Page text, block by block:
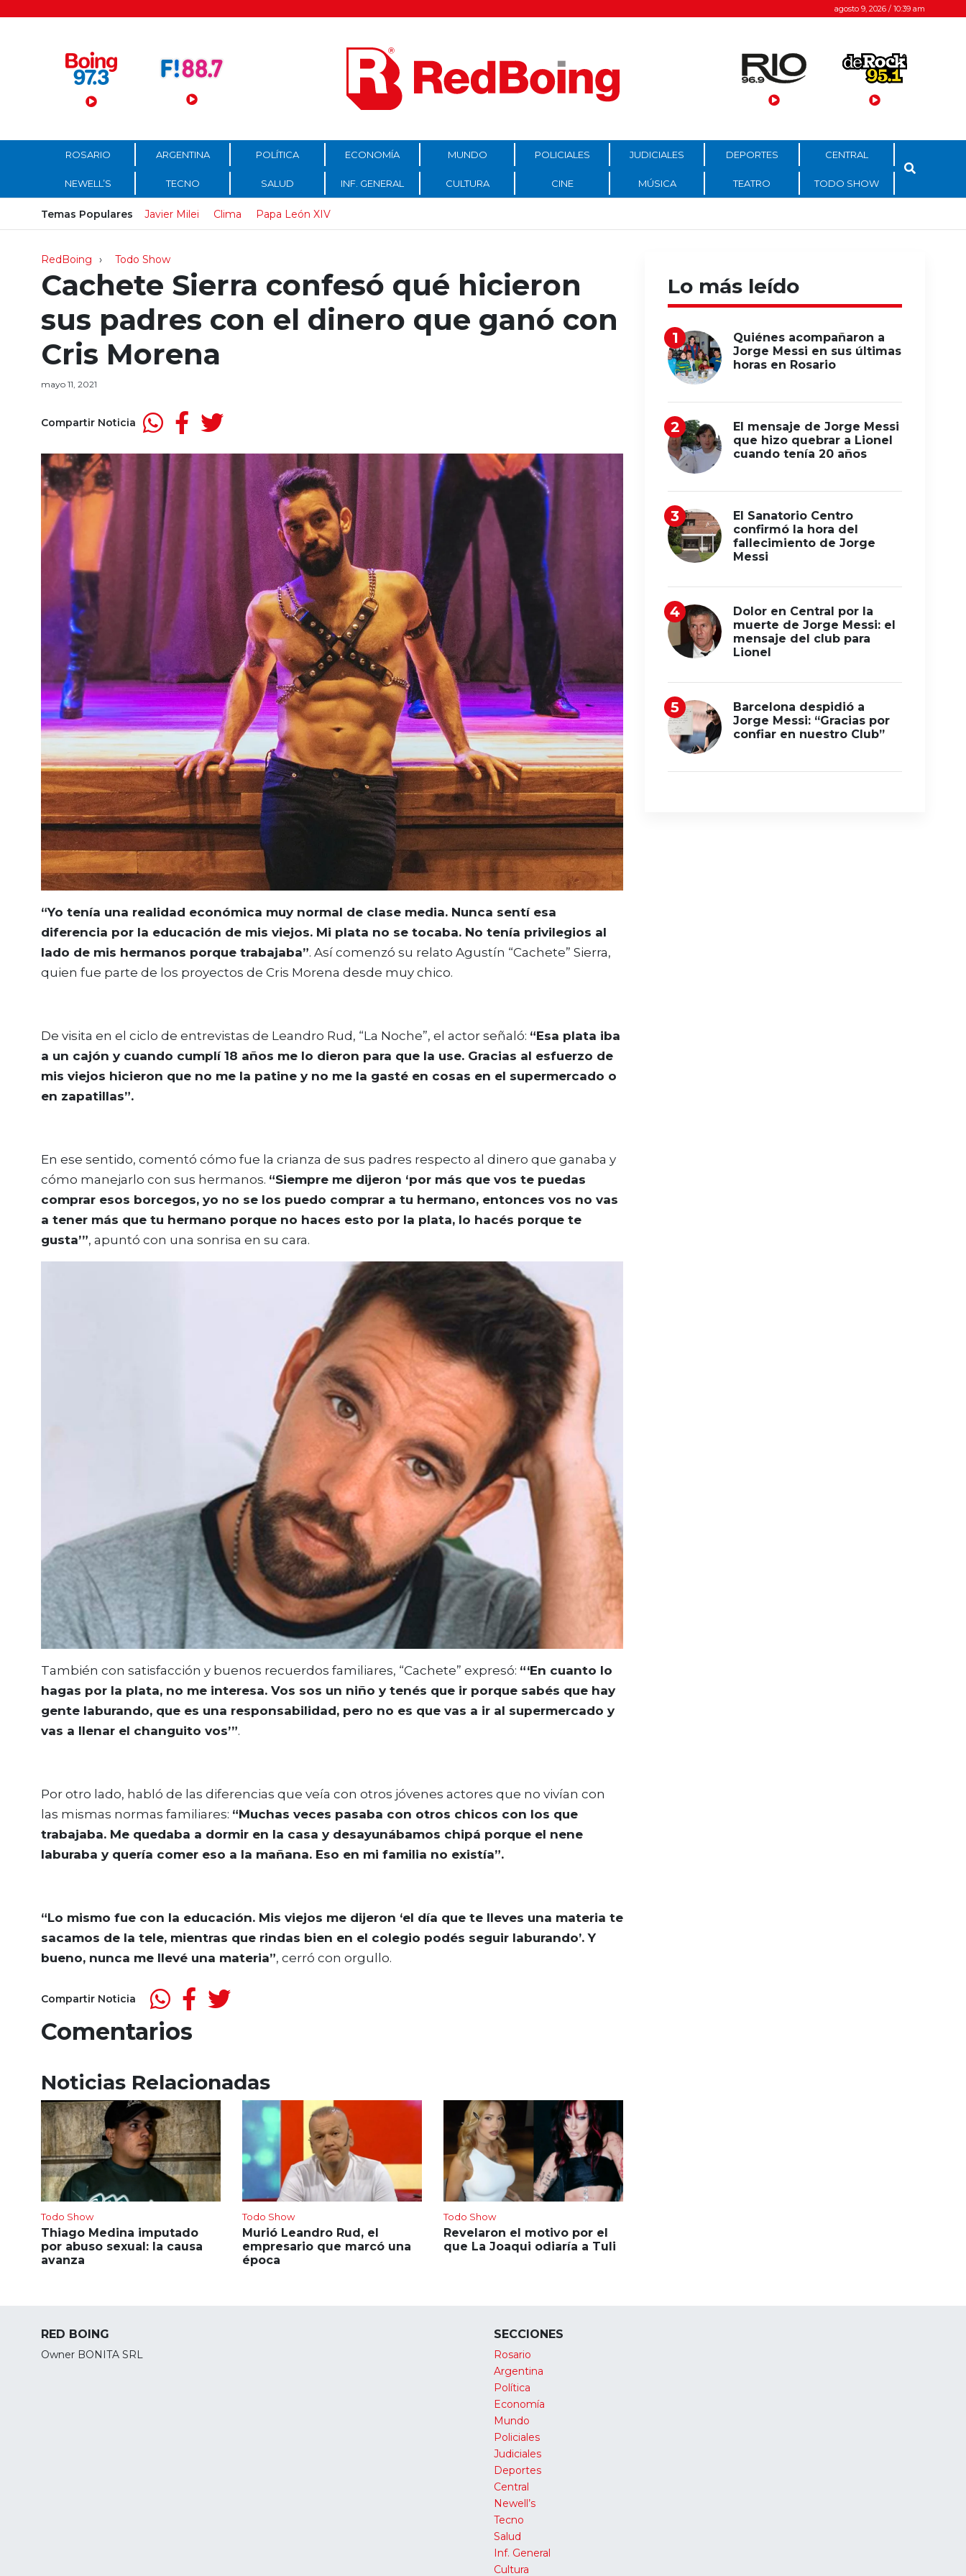
Menú Principal agosto 9, 2026 / 10:39 am
ROSARIO ARGENTINA POLÍTICA ECONOMÍA MUNDO POLICIALES JUDICIALES DEPORTES CENTRAL
NEWELL’S TECNO SALUD INF. GENERAL CULTURA CINE MÚSICA TEATRO TODO SHOW
Temas Populares Javier Milei Clima Papa León XIV
RedBoing Todo Show
Cachete Sierra confesó qué hicieron
sus padres con el dinero que ganó con
Cris Morena
mayo 11, 2021
Compartir Noticia
“Yo tenía una realidad económica muy normal de clase media. Nunca sentí esa
diferencia por la educación de mis viejos. Mi plata no se tocaba. No tenía privilegios al
lado de mis hermanos porque trabajaba”. Así comenzó su relato Agustín “Cachete” Sierra,
quien fue parte de los proyectos de Cris Morena desde muy chico.
De visita en el ciclo de entrevistas de Leandro Rud, “La Noche”, el actor señaló: “Esa plata iba
a un cajón y cuando cumplí 18 años me lo dieron para que la use. Gracias al esfuerzo de
mis viejos hicieron que no me la patine y no me la gasté en cosas en el supermercado o
en zapatillas”.
En ese sentido, comentó cómo fue la crianza de sus padres respecto al dinero que ganaba y
cómo manejarlo con sus hermanos. “Siempre me dijeron ‘por más que vos te puedas
comprar esos borcegos, yo no se los puedo comprar a tu hermano, entonces vos no vas
a tener más que tu hermano porque no haces esto por la plata, lo hacés porque te
gusta’”, apuntó con una sonrisa en su cara.
También con satisfacción y buenos recuerdos familiares, “Cachete” expresó: “‘En cuanto lo
hagas por la plata, no me interesa. Vos sos un niño y tenés que ir porque sabés que hay
gente laburando, que es una responsabilidad, pero no es que vas a ir al supermercado y
vas a llenar el changuito vos’”.
Por otro lado, habló de las diferencias que veía con otros jóvenes actores que no vivían con
las mismas normas familiares: “Muchas veces pasaba con otros chicos con los que
trabajaba. Me quedaba a dormir en la casa y desayunábamos chipá porque el nene
laburaba y quería comer eso a la mañana. Eso en mi familia no existía”.
“Lo mismo fue con la educación. Mis viejos me dijeron ‘el día que te lleves una materia te
sacamos de la tele, mientras que rindas bien en el colegio podés seguir laburando’. Y
bueno, nunca me llevé una materia”, cerró con orgullo.
Compartir Noticia
Comentarios
Noticias Relacionadas
Todo Show
Thiago Medina imputado
por abuso sexual: la causa
avanza
Todo Show
Murió Leandro Rud, el
empresario que marcó una
época
Todo Show
Revelaron el motivo por el
que La Joaqui odiaría a Tuli
Lo más leído
Quiénes acompañaron a
Jorge Messi en sus últimas
horas en Rosario
El mensaje de Jorge Messi
que hizo quebrar a Lionel
cuando tenía 20 años
El Sanatorio Centro
confirmó la hora del
fallecimiento de Jorge
Messi
Dolor en Central por la
muerte de Jorge Messi: el
mensaje del club para
Lionel
Barcelona despidió a
Jorge Messi: “Gracias por
confiar en nuestro Club”
RED BOING
Owner BONITA SRL
SECCIONES
Rosario
Argentina
Política
Economía
Mundo
Policiales
Judiciales
Deportes
Central
Newell’s
Tecno
Salud
Inf. General
Cultura